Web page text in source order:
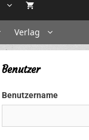
Verlag
Benutzer
Benutzername